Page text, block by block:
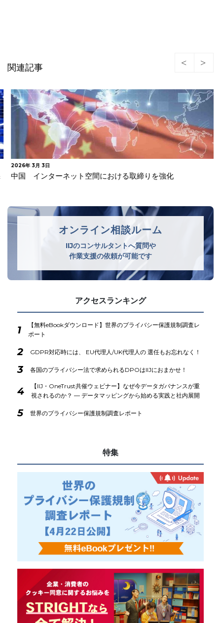
関連記事
2026年 3月 3日
中国 インターネット空間における取締りを強化
オンライン相談ルーム
IIJのコンサルタントへ質問や
作業支援の依頼が可能です
アクセスランキング
1
【無料eBookダウンロード】世界のプライバシー保護規制調査レ
ポート
2 GDPR対応時には、 EU代理人/UK代理人の 選任もお忘れなく！
3 各国のプライバシー法で求められるDPOはIIJにおまかせ！
4
【IIJ・OneTrust共催ウェビナー】なぜ今データガバナンスが重
視されるのか？ ― データマッピングから始める実践と社内展開
5 世界のプライバシー保護規制調査レポート
特集